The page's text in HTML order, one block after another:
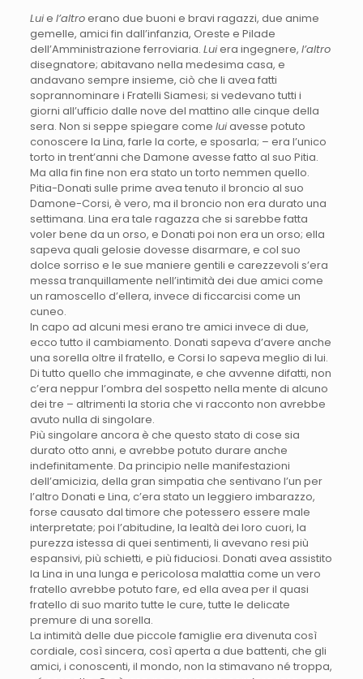
Luie l’altroerano due buoni e bravi ragazzi, due anime
gemelle, amici fin dall’infanzia, Oreste e Pilade
dell’Amministrazione ferroviaria. Luiera ingegnere, l’altro
disegnatore; abitavano nella medesima casa, e
andavano sempre insieme, ciò che li avea fatti
soprannominare i Fratelli Siamesi; si vedevano tutti i
giorni all’ufficio dalle nove del mattino alle cinque della
sera. Non si seppe spiegare come luiavesse potuto
conoscere la Lina, farle la corte, e sposarla; – era l’unico
torto in trent’anni che Damone avesse fatto al suo Pitia.
Ma alla fin fine non era stato un torto nemmen quello.
Pitia-Donati sulle prime avea tenuto il broncio al suo
Damone-Corsi, è vero, ma il broncio non era durato una
settimana. Lina era tale ragazza che si sarebbe fatta
voler bene da un orso, e Donati poi non era un orso; ella
sapeva quali gelosie dovesse disarmare, e col suo
dolce sorriso e le sue maniere gentili e carezzevoli s’era
messa tranquillamente nell’intimità dei due amici come
un ramoscello d’ellera, invece di ficcarcisi come un
cuneo.
In capo ad alcuni mesi erano tre amici invece di due,
ecco tutto il cambiamento. Donati sapeva d’avere anche
una sorella oltre il fratello, e Corsi lo sapeva meglio di lui.
Di tutto quello che immaginate, e che avvenne difatti, non
c’era neppur l’ombra del sospetto nella mente di alcuno
dei tre – altrimenti la storia che vi racconto non avrebbe
avuto nulla di singolare.
Più singolare ancora è che questo stato di cose sia
durato otto anni, e avrebbe potuto durare anche
indefinitamente. Da principio nelle manifestazioni
dell’amicizia, della gran simpatia che sentivano l’un per
l’altro Donati e Lina, c’era stato un leggiero imbarazzo,
forse causato dal timore che potessero essere male
interpretate; poi l’abitudine, la lealtà dei loro cuori, la
purezza istessa di quei sentimenti, li avevano resi più
espansivi, più schietti, e più fiduciosi. Donati avea assistito
la Lina in una lunga e pericolosa malattia come un vero
fratello avrebbe potuto fare, ed ella avea per il quasi
fratello di suo marito tutte le cure, tutte le delicate
premure di una sorella.
La intimità delle due piccole famiglie era divenuta così
cordiale, così sincera, così aperta a due battenti, che gli
amici, i conoscenti, il mondo, non la stimavano né troppa,